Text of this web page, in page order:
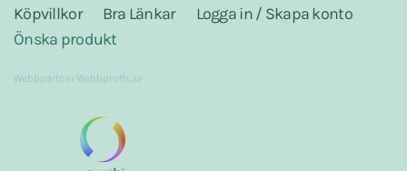
Köpvillkor Bra Länkar
Logga in / Skapa konto
Önska produkt
WebbpartnerWebbproffs.se